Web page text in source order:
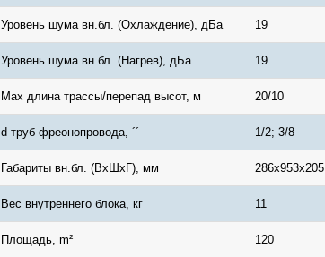
Уровень шума вн.бл. (Охлаждение), дБа 19
Уровень шума вн.бл. (Нагрев), дБа 19
Max длина трассы/перепад высот, м 20/10
d труб фреонопровода, ´´ 1/2; 3/8
Габариты вн.бл. (ВхШхГ), мм 286x953x205
Вес внутреннего блока, кг 11
Площадь, m² 120